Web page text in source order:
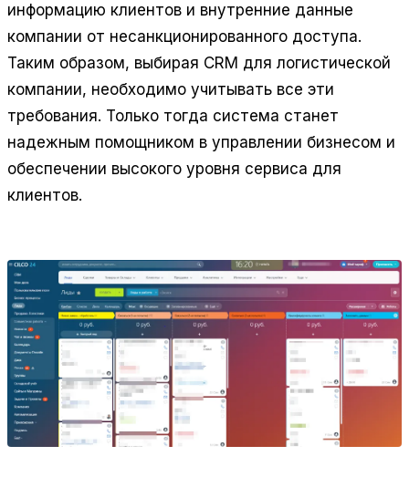
информацию клиентов и внутренние данные
компании от несанкционированного доступа.
Таким образом, выбирая CRM для логистической
компании, необходимо учитывать все эти
требования. Только тогда система станет
надежным помощником в управлении бизнесом и
обеспечении высокого уровня сервиса для
клиентов.